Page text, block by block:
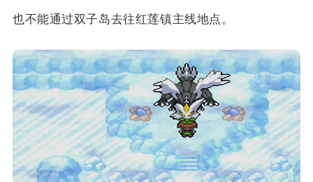
也不能通过双子岛去往红莲镇主线地点。